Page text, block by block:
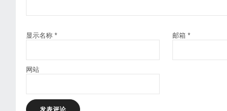
显示名称 * 邮箱 *
网站